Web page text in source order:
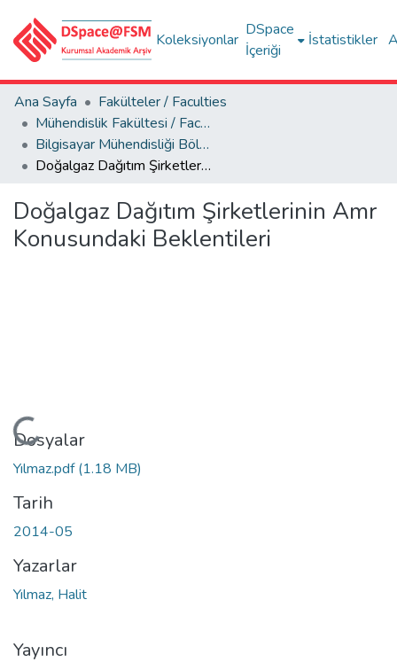
Koleksiyonlar
DSpace
İçeriği
İstatistikler
Ana Sayfa
Fakülteler / Faculties
Mühendislik Fakültesi / Faculty of Engineering
Bilgisayar Mühendisliği Bölümü
Doğalgaz Dağıtım Şirketlerinin Amr Konusundaki Beklentileri
Doğalgaz Dağıtım Şirketlerinin Amr
Konusundaki Beklentileri
Yükleniyor...
Dosyalar
Yılmaz.pdf(1.18 MB)
Tarih
2014-05
Yazarlar
Yılmaz, Halit
Yayıncı